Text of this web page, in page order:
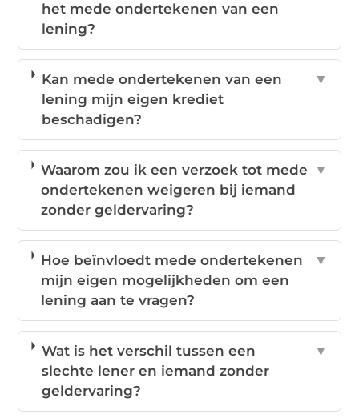
het mede ondertekenen van een
lening?
Kan mede ondertekenen van een
lening mijn eigen krediet
beschadigen?
▼
Waarom zou ik een verzoek tot mede
ondertekenen weigeren bij iemand
zonder geldervaring?
▼
Hoe beïnvloedt mede ondertekenen
mijn eigen mogelijkheden om een
lening aan te vragen?
▼
Wat is het verschil tussen een
slechte lener en iemand zonder
geldervaring?
▼